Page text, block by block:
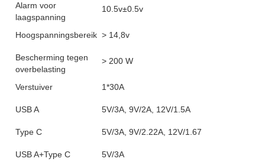
Alarm voor
laagspanning
10.5v±0.5v
Hoogspanningsbereik > 14,8v
Bescherming tegen
overbelasting
> 200 W
Verstuiver 1*30A
USB A 5V/3A, 9V/2A, 12V/1.5A
Type C 5V/3A, 9V/2.22A, 12V/1.67
USB A+Type C 5V/3A